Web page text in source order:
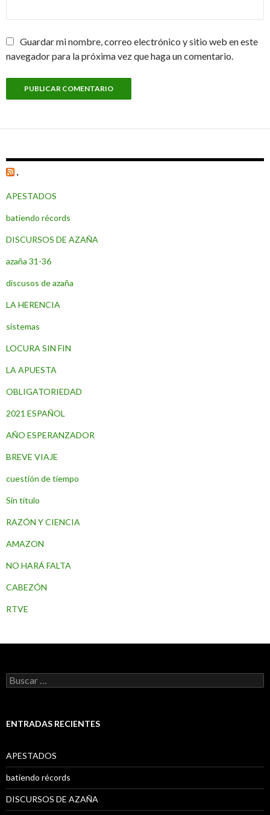
Guardar mi nombre, correo electrónico y sitio web en este
navegador para la próxima vez que haga un comentario.
.
APESTADOS
batiendo récords
DISCURSOS DE AZAÑA
azaña 31-36
discusos de azaña
LA HERENCIA
sistemas
LOCURA SIN FIN
LA APUESTA
OBLIGATORIEDAD
2021 ESPAÑOL
AÑO ESPERANZADOR
BREVE VIAJE
cuestión de tiempo
Sin título
RAZÓN Y CIENCIA
AMAZON
NO HARÁ FALTA
CABEZÓN
RTVE
B
u
a
ENTRADAS RECIENTES
APESTADOS
batiendo récords
DISCURSOS DE AZAÑA